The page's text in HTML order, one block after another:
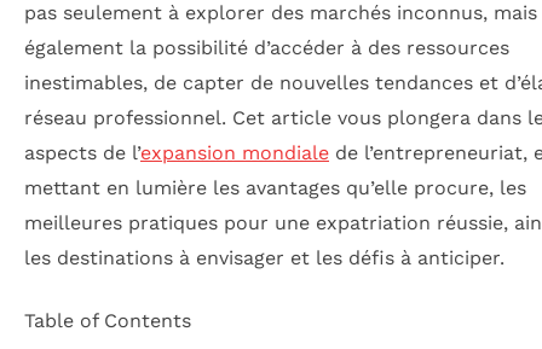
pas seulement à explorer des marchés inconnus,
également la possibilité d’accéder à des ressources
inestimables, de capter de nouvelles tendances et
réseau professionnel. Cet article vous plongera dans
aspects de l’expansion mondiale de l’entrepreneuriat,
mettant en lumière les avantages qu’elle procure, les
meilleures pratiques pour une expatriation réussie,
les destinations à envisager et les défis à anticiper.
Table of Contents